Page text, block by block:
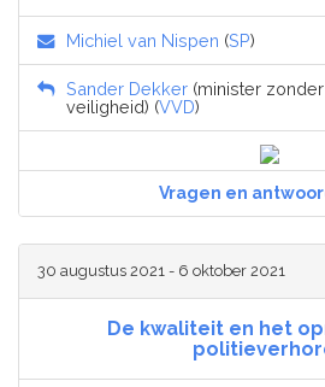
Michiel van Nispen (SP)
Sander Dekker (minister
veiligheid) (VVD)
Vragen en
30 augustus 2021 - 6 oktober 2021
De kwaliteit en het